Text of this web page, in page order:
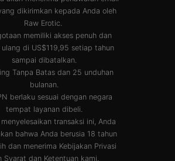
dikirimkan kepada Anda oleh
Raw Erotic.
memiliki akses penuh dan
di US$119,95 setiap tahun
sampai dibatalkan.
Tanpa Batas dan 25 unduhan
bulanan.
berlaku sesuai dengan negara
tempat layanan dibeli.
transaksi ini, Anda
bahwa Anda berusia 18 tahun
dan menerima Kebijakan Privasi
Syarat dan Ketentuan kami.